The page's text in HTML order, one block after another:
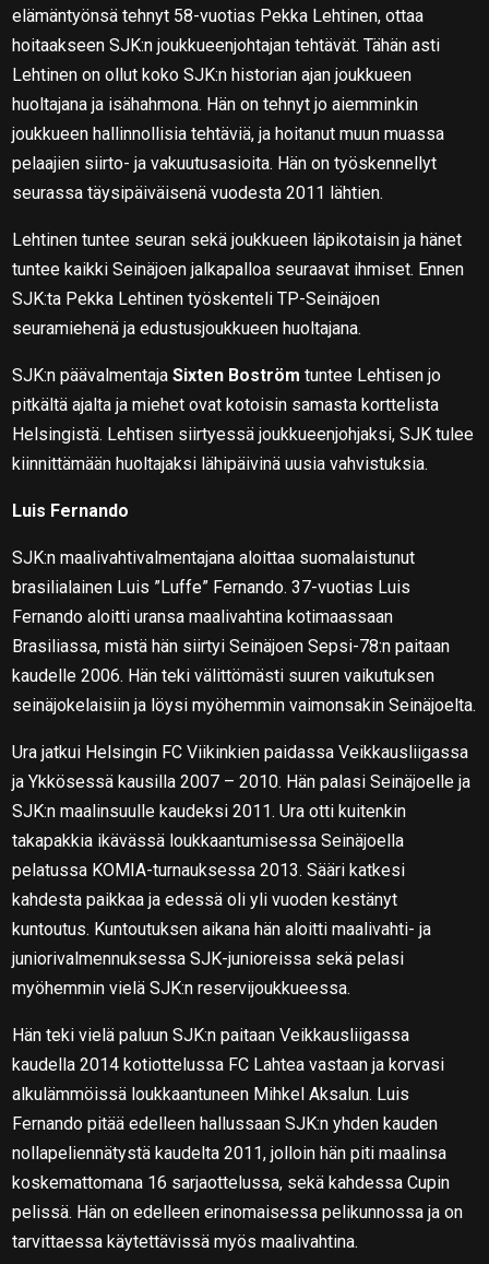
elämäntyönsä tehnyt 58-vuotias Pekka Lehtinen, ottaa
hoitaakseen SJK:n joukkueenjohtajan tehtävät. Tähän asti
Lehtinen on ollut koko SJK:n historian ajan joukkueen
huoltajana ja isähahmona. Hän on tehnyt jo aiemminkin
joukkueen hallinnollisia tehtäviä, ja hoitanut muun muassa
pelaajien siirto- ja vakuutusasioita. Hän on työskennellyt
seurassa täysipäiväisenä vuodesta 2011 lähtien.
Lehtinen tuntee seuran sekä joukkueen läpikotaisin ja hänet
tuntee kaikki Seinäjoen jalkapalloa seuraavat ihmiset. Ennen
SJK:ta Pekka Lehtinen työskenteli TP-Seinäjoen
seuramiehenä ja edustusjoukkueen huoltajana.
SJK:n päävalmentajaSixten Boström tuntee Lehtisen jo
pitkältä ajalta ja miehet ovat kotoisin samasta korttelista
Helsingistä. Lehtisen siirtyessä joukkueenjohjaksi, SJK tulee
kiinnittämään huoltajaksi lähipäivinä uusia vahvistuksia.
Luis Fernando
SJK:n maalivahtivalmentajana aloittaa suomalaistunut
brasilialainen Luis ”Luffe” Fernando. 37-vuotias Luis
Fernando aloitti uransa maalivahtina kotimaassaan
Brasiliassa, mistä hän siirtyi Seinäjoen Sepsi-78:n paitaan
kaudelle 2006. Hän teki välittömästi suuren vaikutuksen
seinäjokelaisiin ja löysi myöhemmin vaimonsakin Seinäjoelta.
Ura jatkui Helsingin FC Viikinkien paidassa Veikkausliigassa
ja Ykkösessä kausilla 2007 – 2010. Hän palasi Seinäjoelle ja
SJK:n maalinsuulle kaudeksi 2011. Ura otti kuitenkin
takapakkia ikävässä loukkaantumisessa Seinäjoella
pelatussa KOMIA-turnauksessa 2013. Sääri katkesi
kahdesta paikkaa ja edessä oli yli vuoden kestänyt
kuntoutus. Kuntoutuksen aikana hän aloitti maalivahti- ja
juniorivalmennuksessa SJK-junioreissa sekä pelasi
myöhemmin vielä SJK:n reservijoukkueessa.
Hän teki vielä paluun SJK:n paitaan Veikkausliigassa
kaudella 2014 kotiottelussa FC Lahtea vastaan ja korvasi
alkulämmöissä loukkaantuneen Mihkel Aksalun. Luis
Fernando pitää edelleen hallussaan SJK:n yhden kauden
nollapeliennätystä kaudelta 2011, jolloin hän piti maalinsa
koskemattomana 16 sarjaottelussa, sekä kahdessa Cupin
pelissä. Hän on edelleen erinomaisessa pelikunnossa ja on
tarvittaessa käytettävissä myös maalivahtina.